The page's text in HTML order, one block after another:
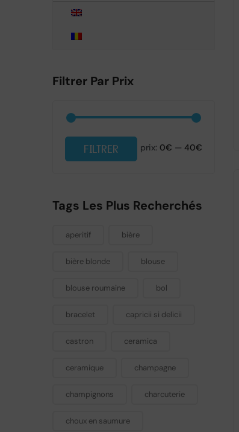
Filtrer Par Prix
FILTRER prix: 0€ — 40€
Tags Les Plus Recherchés
aperitif bière
bière blonde blouse
blouse roumaine bol
bracelet capricii si delicii
castron ceramica
ceramique champagne
champignons charcuterie
choux en saumure